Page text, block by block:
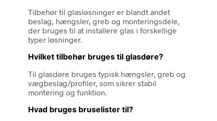
Tilbehør til glasløsninger er blandt andet
beslag, hængsler, greb og monteringsdele,
der bruges til at installere glas i forskellige
typer løsninger.
Hvilket tilbehør bruges til glasdøre?
Til glasdøre bruges typisk hængsler, greb og
vægbeslag/profiler, som sikrer stabil
montering og funktion.
Hvad bruges bruselister til?